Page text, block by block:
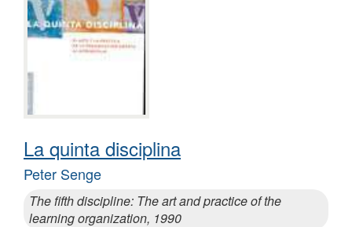
La quinta disciplina
Peter Senge
The fifth discipline: The art and practice of the
learning organization, 1990